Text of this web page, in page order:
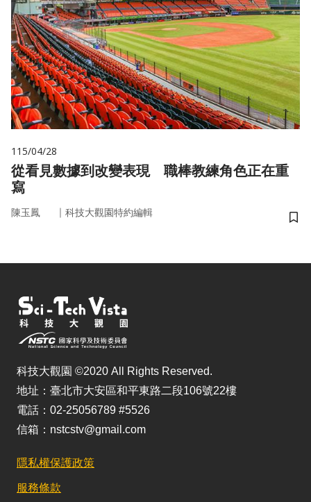
115/04/28
從看見數據到改變表現 職棒教練角色正在重
寫
陳玉鳳 ｜ 科技大觀園特約編輯
儲
科技大觀園 ©2020 All Rights Reserved.
地址：臺北市大安區和平東路二段106號22樓
電話：02-25056789 #5526
信箱：nstcstv@gmail.com
隱私權保護政策
服務條款